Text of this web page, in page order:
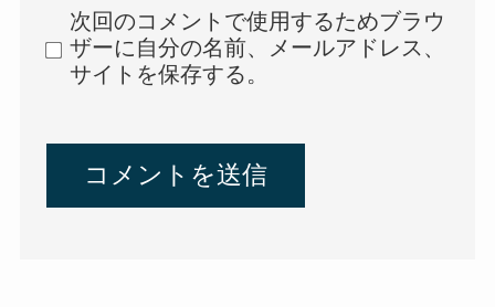
次回のコメントで使用するためブラウ
ザーに自分の名前、メールアドレス、
サイトを保存する。